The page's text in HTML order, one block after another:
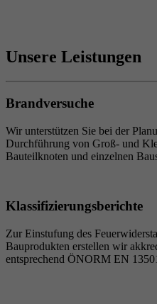
Unsere Leistungen
Brandversuche
Wir unterstützen Sie bei der
Durchführung von Groß- und
Bauteilknoten und einzelnen
Klassifizierungsberichte
Zur Einstufung des
Bauprodukten erstellen wir
entsprechend ÖNORM EN